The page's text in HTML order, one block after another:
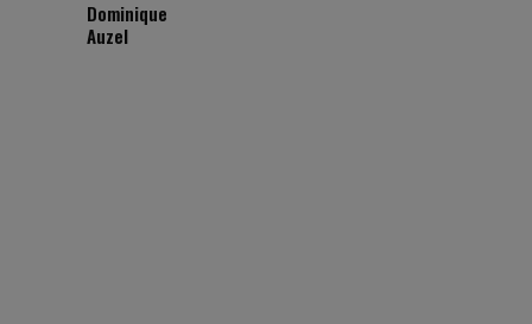
Dominique
Auzel